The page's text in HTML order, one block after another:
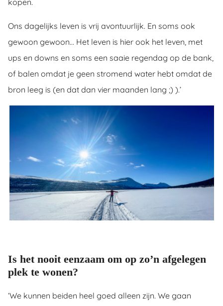
kopen.
Ons dagelijks leven is vrij avontuurlijk. En soms ook
gewoon gewoon… Het leven is hier ook het leven, met
ups en downs en soms een saaie regendag op de bank,
of balen omdat je geen stromend water hebt omdat de
bron leeg is (en dat dan vier maanden lang ;) ).’
Is het nooit eenzaam om op zo’n afgelegen
plek te wonen?
‘We kunnen beiden heel goed alleen zijn. We gaan